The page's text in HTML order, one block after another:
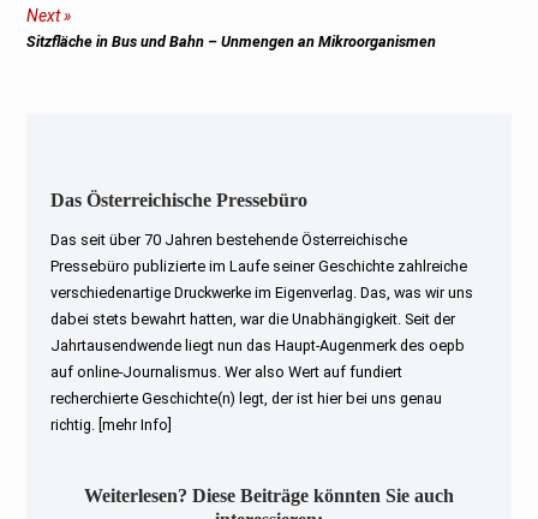
Next
Next
Sitzfläche in Bus und Bahn – Unmengen an Mikroorganismen
Das Österreichische Pressebüro
Das seit über 70 Jahren bestehende Österreichische
Pressebüro publizierte im Laufe seiner Geschichte zahlreiche
verschiedenartige Druckwerke im Eigenverlag. Das, was wir uns
dabei stets bewahrt hatten, war die Unabhängigkeit. Seit der
Jahrtausendwende liegt nun das Haupt-Augenmerk des oepb
auf online-Journalismus. Wer also Wert auf fundiert
recherchierte Geschichte(n) legt, der ist hier bei uns genau
richtig.
[mehr Info]
Weiterlesen? Diese Beiträge könnten Sie auch